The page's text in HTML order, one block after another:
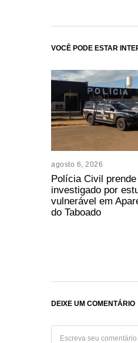
VOCÊ PODE ESTAR
agosto 6, 2026
Polícia Civil prende
investigado por
vulnerável em
do Taboado
DEIXE UM COMENTÁRIO